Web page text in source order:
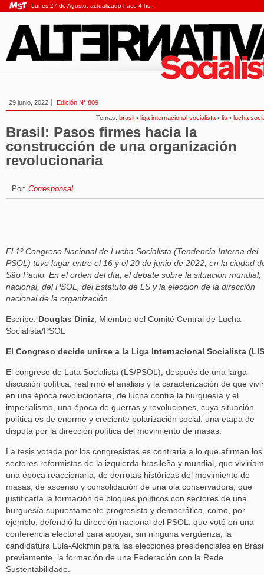
Lunes 27 de Agosto, actualizado hace 4 hs.
29 junio, 2022 Edición N° 809
Temas: brasil • liga internacional socialista • lis • lucha
Brasil: Pasos firmes hacia la
construcción de una organización
revolucionaria
Por: Corresponsal
El 1º Congreso Nacional de Lucha Socialista (Tendencia Interna del
PSOL) tuvo lugar entre el 16 y el 20 de junio de 2022, en la ciudad
São Paulo. En el orden del día, el debate sobre la situación mundial,
nacional, del PSOL, del Estatuto de LS y la elección de la dirección
nacional de la organización.
Escribe: Douglas Diniz, Miembro del Comité Central de Lucha
Socialista/PSOL
El Congreso decide unirse a la Liga Internacional Socialista
El congreso de Luta Socialista (LS/PSOL), después de una larga
discusión política, reafirmó el análisis y la caracterización de que
en una época revolucionaria, de lucha contra la burguesía y el
imperialismo, una época de guerras y revoluciones, cuya situación
política es de enorme y creciente polarización social, una etapa de
disputa por la dirección política del movimiento de masas.
La tesis votada por los congresistas es contraria a lo que afirman los
sectores reformistas de la izquierda brasileña y mundial, que
una época reaccionaria, de derrotas históricas del movimiento de
masas, de ascenso y consolidación de una ola conservadora, que
justificaría la formación de bloques políticos con sectores de una
burguesía supuestamente progresista y democrática, como, por
ejemplo, defendió la dirección nacional del PSOL, que votó en una
conferencia electoral para apoyar, sin ninguna vergüenza, la
candidatura Lula-Alckmin para las elecciones presidenciales en
previamente, la formación de una Federación con la Rede
Sustentabilidade.